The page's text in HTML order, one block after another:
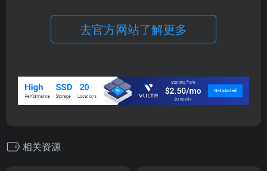
去官方网站了解更多
相关资源